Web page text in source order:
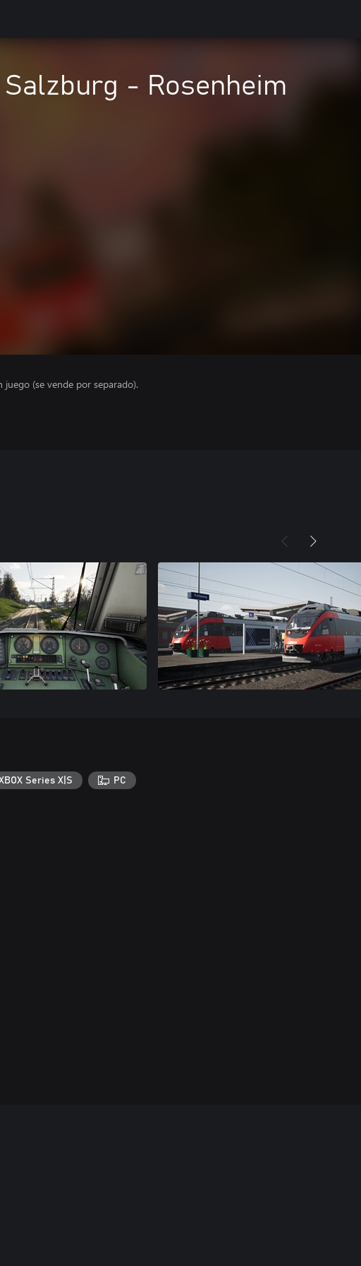
- Rosenheim
(se vende por separado).
Series X|S PC